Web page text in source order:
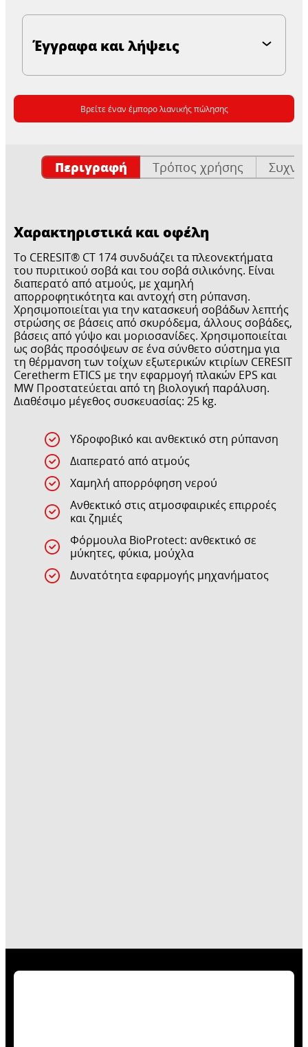
Έγγραφα και λήψεις
Βρείτε έναν έμπορο λιανικής πώλησης
Περιγραφή Τρόπος χρήσης
Χαρακτηριστικά και οφέλη
Το CERESIT® CT 174 συνδυάζει τα πλεονεκτήματα
του πυριτικού σοβά και του σοβά σιλικόνης. Είναι
διαπερατό από ατμούς, με χαμηλή
απορροφητικότητα και αντοχή στη ρύπανση.
Χρησιμοποιείται για την κατασκευή σοβάδων λεπτής
στρώσης σε βάσεις από σκυρόδεμα, άλλους σοβάδες,
βάσεις από γύψο και μοριοσανίδες. Χρησιμοποιείται
ως σοβάς προσόψεων σε ένα σύνθετο σύστημα για
τη θέρμανση των τοίχων εξωτερικών κτιρίων CERESIT
Ceretherm ETICS με την εφαρμογή πλακών EPS και
MW Προστατεύεται από τη βιολογική παράλυση.
Διαθέσιμο μέγεθος συσκευασίας: 25 kg.
Υδροφοβικό και ανθεκτικό στη ρύπανση
Διαπερατό από ατμούς
Χαμηλή απορρόφηση νερού
Ανθεκτικό στις ατμοσφαιρικές επιρροές
και ζημιές
Φόρμουλα BioProtect: ανθεκτικό σε
μύκητες, φύκια, μούχλα
Δυνατότητα εφαρμογής μηχανήματος